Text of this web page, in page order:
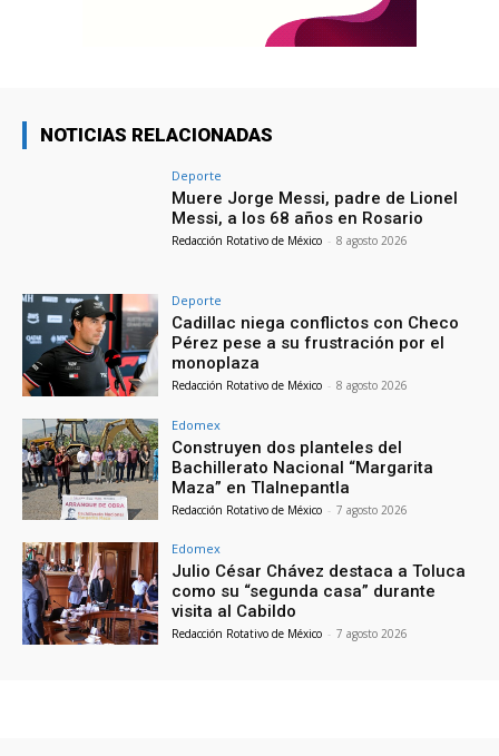
NOTICIAS RELACIONADAS
Deporte
Muere Jorge Messi, padre de Lionel
Messi, a los 68 años en Rosario
Redacción Rotativo de México - 8 agosto 2026
Deporte
Cadillac niega conflictos con Checo
Pérez pese a su frustración por el
monoplaza
Redacción Rotativo de México - 8 agosto 2026
Edomex
Construyen dos planteles del
Bachillerato Nacional “Margarita
Maza” en Tlalnepantla
Redacción Rotativo de México - 7 agosto 2026
Edomex
Julio César Chávez destaca a Toluca
como su “segunda casa” durante
visita al Cabildo
Redacción Rotativo de México - 7 agosto 2026